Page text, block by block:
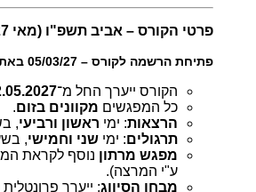
פרטי הקורס – אביב תשפ"ו (מאי 2027)
פתיחת הרשמה לקורס – 05/03/27 באתר ביהס
הקורס ייערך החל מ־02.05.2027 עד
כל המפגשים מקוונים בזום.
הרצאות: ימי ראשון ורביעי,
תרגולים: ימי שני וחמישי,
מפגש מרתון נוסף לקראת
ע"י המרצה).
מבחן הסיווג: ייערך